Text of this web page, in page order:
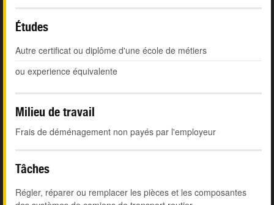
Études
Autre certificat ou diplôme d'une école de métiers
ou experience équivalente
Milieu de travail
Frais de déménagement non payés par l'employeur
Tâches
Régler, réparer ou remplacer les pièces et les composantes